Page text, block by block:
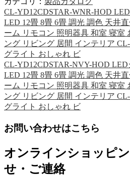
CL-YD12CDSTAR-WNR-HOD
LED 12畳 8畳 6畳 調光 調色 天井
ーム リモコン 照明器具 和室 寝室
ング リビング 居間 インテリア
グライト おしゃれ ビ
CL-YD12CDSTAR-NVY-HOD
LED 12畳 8畳 6畳 調光 調色 天井
ーム リモコン 照明器具 和室 寝室
ング リビング 居間 インテリア
グライト おしゃれ ビ
お問い合わせはこちら
オンラインショッピ
せ・ご連絡